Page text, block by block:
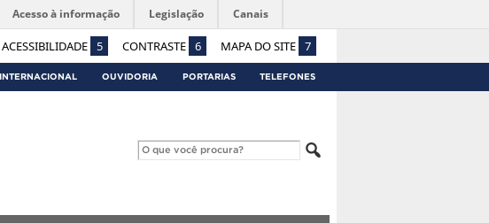
ACESSIBILIDADE 5 CONTRASTE 6 MAPA DO SITE 7
Acesso à informação Legislação Canais
INTERNACIONAL OUVIDORIA PORTARIAS TELEFONES